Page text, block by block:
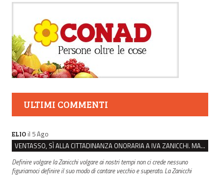
ULTIMI COMMENTI
ELIO il 5 Ago
VENTASSO, SÌ ALLA CITTADINANZA ONORARIA A IVA ZANICCHI. MA BARGIACCHI: “È DI PESSIMO GUSTO”
Definire volgare la Zanicchi volgare ai nostri tempi non ci crede nessuno
figuriamoci definire il suo modo di cantare vecchio e superato. La Zanicchi